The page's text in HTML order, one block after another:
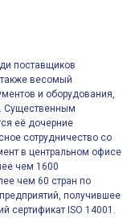
поставщиков
также весомый
и оборудования,
Существенным
её дочерние
сотрудничество со
в центральном офисе
чем 1600
чем 60 стран по
получившее
сертификат ISO 14001.